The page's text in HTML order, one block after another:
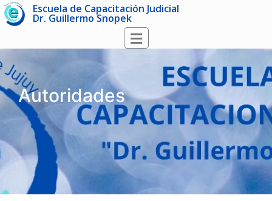
Escuela de Capacitación Judicial
Dr. Guillermo Snopek
Autoridades